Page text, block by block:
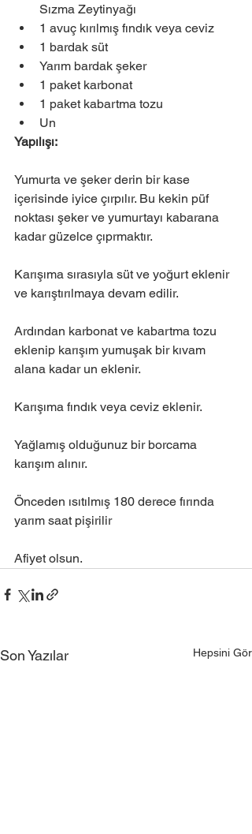
Sızma Zeytinyağı
1 avuç kırılmış fındık veya ceviz
1 bardak süt
Yarım bardak şeker
1 paket karbonat
1 paket kabartma tozu
Un
Yapılışı:
Yumurta ve şeker derin bir kase
içerisinde iyice çırpılır. Bu kekin püf
noktası şeker ve yumurtayı kabarana
kadar güzelce çıprmaktır.
Karışıma sırasıyla süt ve yoğurt eklenir
ve karıştırılmaya devam edilir.
Ardından karbonat ve kabartma tozu
eklenip karışım yumuşak bir kıvam
alana kadar un eklenir.
Karışıma fındık veya ceviz eklenir.
Yağlamış olduğunuz bir borcama
karışım alınır.
Önceden ısıtılmış 180 derece fırında
yarım saat pişirilir
Afiyet olsun.
Son Yazılar Hepsini Gör